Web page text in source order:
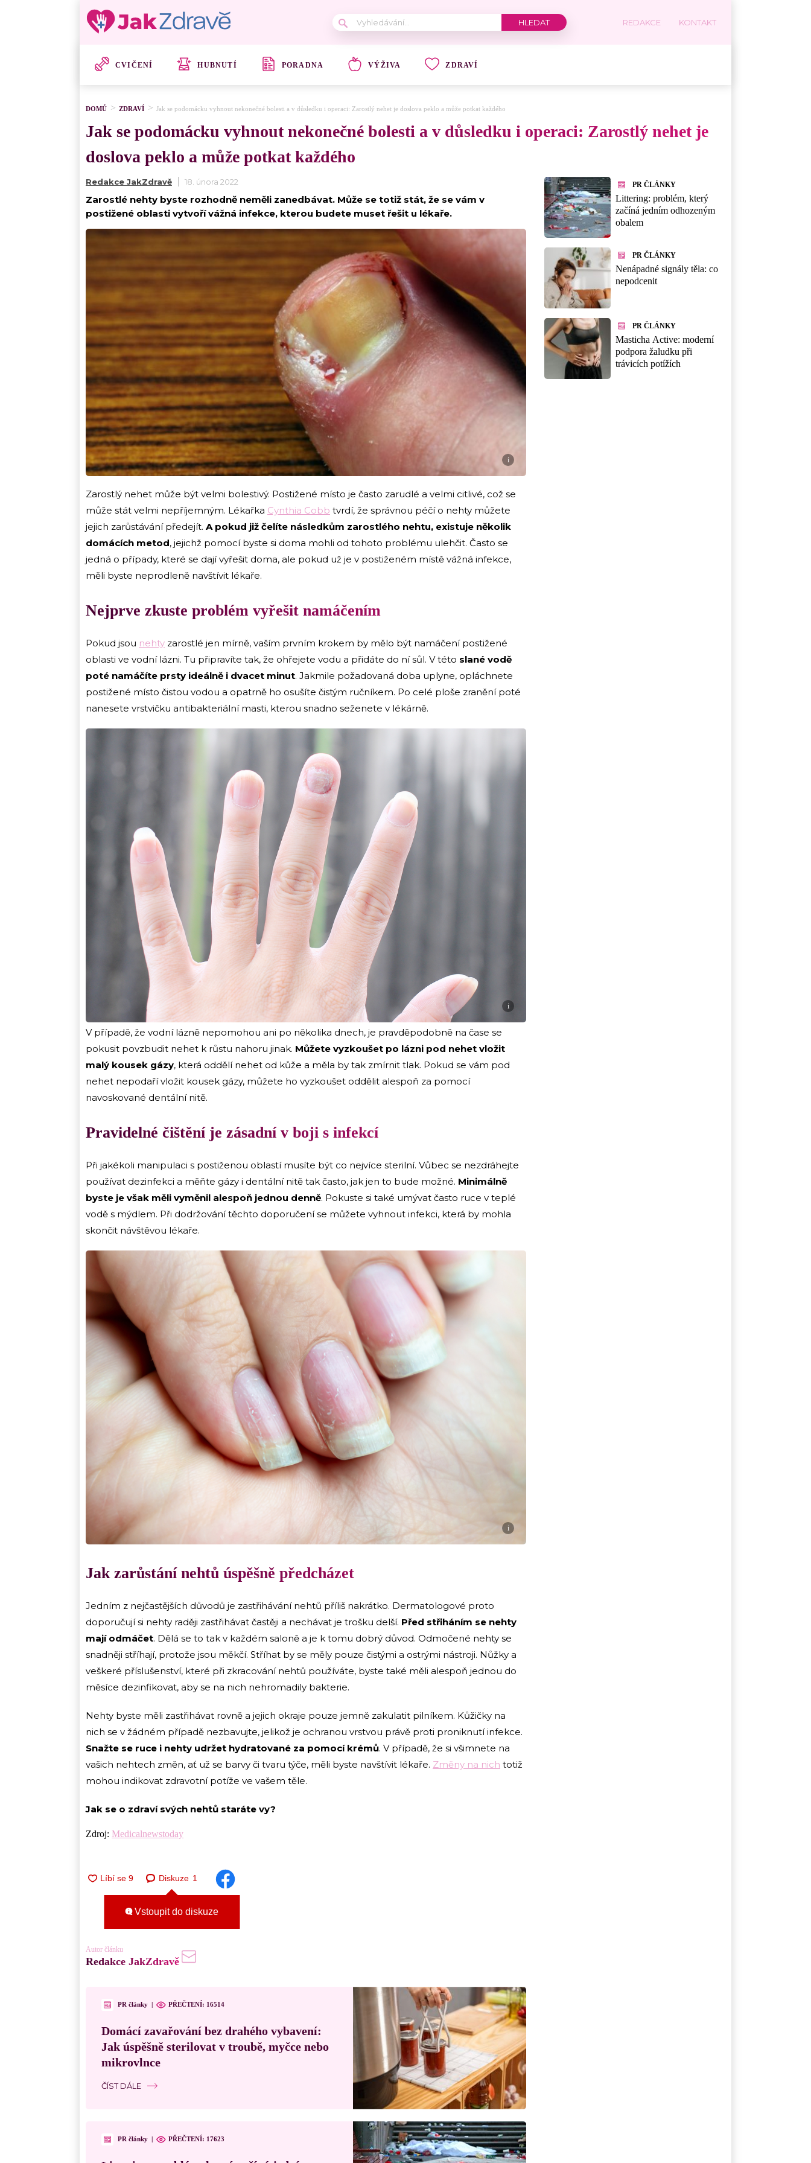
REDAKCE KONTAKT
CVIČENÍ HUBNUTÍ PORADNA VÝŽIVA ZDRAVÍ
DOMŮ ZDRAVÍ Jak se podomácku vyhnout nekonečné bolesti a v důsledku i operaci: Zarostlý nehet je doslova peklo a může potkat každého
Jak se podomácku vyhnout nekonečné bolesti a v důsledku i operaci: Zarostlý nehet je
doslova peklo a může potkat každého
Redakce JakZdravě 18. února 2022
Zarostlé nehty byste rozhodně neměli zanedbávat. Může se totiž stát, že se vám v
postižené oblasti vytvoří vážná infekce, kterou budete muset řešit u lékaře.
i
Zarostlý nehet může být velmi bolestivý. Postižené místo je často zarudlé a velmi citlivé, což se
může stát velmi nepříjemným. Lékařka Cynthia Cobb tvrdí, že správnou péčí o nehty můžete
jejich zarůstávání předejít. A pokud již čelíte následkům zarostlého nehtu, existuje několik
domácích metod, jejichž pomocí byste si doma mohli od tohoto problému ulehčit. Často se
jedná o případy, které se dají vyřešit doma, ale pokud už je v postiženém místě vážná infekce,
měli byste neprodleně navštívit lékaře.
Nejprve zkuste problém vyřešit namáčením
Pokud jsou nehty zarostlé jen mírně, vaším prvním krokem by mělo být namáčení postižené
oblasti ve vodní lázni. Tu připravíte tak, že ohřejete vodu a přidáte do ní sůl. V této slané vodě
poté namáčíte prsty ideálně i dvacet minut. Jakmile požadovaná doba uplyne, opláchnete
postižené místo čistou vodou a opatrně ho osušíte čistým ručníkem. Po celé ploše zranění poté
nanesete vrstvičku antibakteriální masti, kterou snadno seženete v lékárně.
i
V případě, že vodní lázně nepomohou ani po několika dnech, je pravděpodobně na čase se
pokusit povzbudit nehet k růstu nahoru jinak. Můžete vyzkoušet po lázni pod nehet vložit
malý kousek gázy, která oddělí nehet od kůže a měla by tak zmírnit tlak. Pokud se vám pod
nehet nepodaří vložit kousek gázy, můžete ho vyzkoušet oddělit alespoň za pomocí
navoskované dentální nitě.
Pravidelné čištění je zásadní v boji s infekcí
Při jakékoli manipulaci s postiženou oblastí musíte být co nejvíce sterilní. Vůbec se nezdráhejte
používat dezinfekci a měňte gázy i dentální nitě tak často, jak jen to bude možné. Minimálně
byste je však měli vyměnil alespoň jednou denně. Pokuste si také umývat často ruce v teplé
vodě s mýdlem. Při dodržování těchto doporučení se můžete vyhnout infekci, která by mohla
skončit návštěvou lékaře.
i
Jak zarůstání nehtů úspěšně předcházet
Jedním z nejčastějších důvodů je zastřihávání nehtů příliš nakrátko. Dermatologové proto
doporučují si nehty raději zastřihávat častěji a nechávat je trošku delší. Před střiháním se nehty
mají odmáčet. Dělá se to tak v každém saloně a je k tomu dobrý důvod. Odmočené nehty se
snadněji stříhají, protože jsou měkčí. Stříhat by se měly pouze čistými a ostrými nástroji. Nůžky a
veškeré příslušenství, které při zkracování nehtů používáte, byste také měli alespoň jednou do
měsíce dezinfikovat, aby se na nich nehromadily bakterie.
Nehty byste měli zastřihávat rovně a jejich okraje pouze jemně zakulatit pilníkem. Kůžičky na
nich se v žádném případě nezbavujte, jelikož je ochranou vrstvou právě proti proniknutí infekce.
Snažte se ruce i nehty udržet hydratované za pomocí krémů. V případě, že si všimnete na
vašich nehtech změn, ať už se barvy či tvaru týče, měli byste navštívit lékaře. Změny na nich totiž
mohou indikovat zdravotní potíže ve vašem těle.
Jak se o zdraví svých nehtů staráte vy?
Zdroj: Medicalnewstoday
Diskuze 1
Vstoupit do diskuze
Autor článku
Redakce JakZdravě
PR články PŘEČTENÍ: 16514
Domácí zavařování bez drahého vybavení:
Jak úspěšně sterilovat v troubě, myčce nebo
mikrovlnce
ČÍST DÁLE
PR články PŘEČTENÍ: 17623
PR ČLÁNKY
Littering: problém, který
začíná jedním odhozeným
obalem
PR ČLÁNKY
Nenápadné signály těla: co
nepodcenit
PR ČLÁNKY
Masticha Active: moderní
podpora žaludku při
trávicích potížích